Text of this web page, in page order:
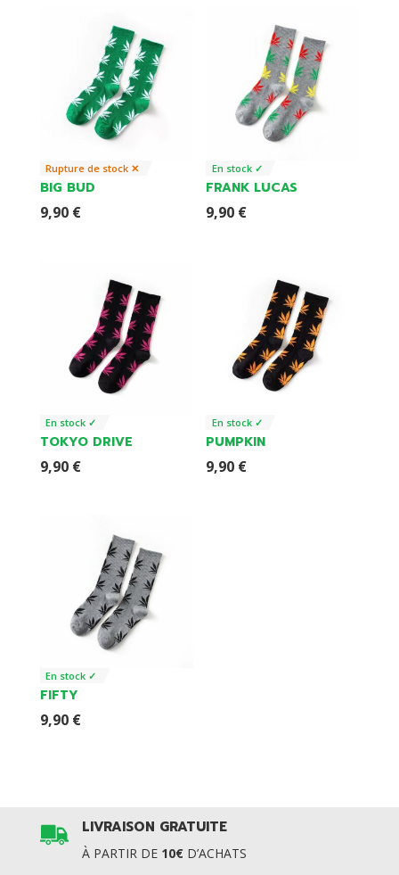
Rupture de stock ✕
BIG BUD
9,90 €
En stock ✓
FRANK LUCAS
9,90 €
En stock ✓
TOKYO DRIVE
9,90 €
En stock ✓
PUMPKIN
9,90 €
En stock ✓
FIFTY
9,90 €
LIVRAISON GRATUITE
À PARTIR DE 10€ D’ACHATS